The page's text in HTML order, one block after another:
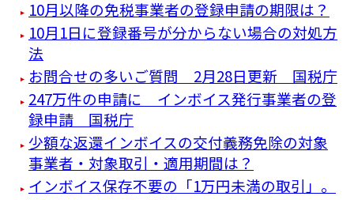
10月以降の免税事業者の登録申請の期限は？
10月1日に登録番号が分からない場合の対処方
法
お問合せの多いご質問 2月28日更新 国税庁
247万件の申請に インボイス発行事業者の登
録申請 国税庁
少額な返還インボイスの交付義務免除の対象
事業者・対象取引・適用期間は？
インボイス保存不要の「1万円未満の取引」。